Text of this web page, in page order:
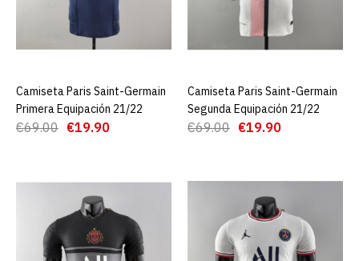
€69.00 €19.90
AGREGAR AL CARRO
ADD TO COMPARE
Camiseta París Saint-
germain Portero Verde
AGREGAR AL CARRO
Camiseta Paris Saint-Germain
Primera Equipación 21/22
€69.00 €19.90
AGREGAR AL CARRO
Camiseta Paris Saint-Germain
Segunda Equipación 21/22
€69.00 €19.90